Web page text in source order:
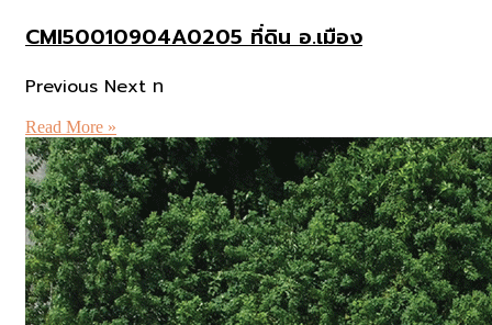
CMI50010904A0205 ที่ดิน อ.เมือง
Previous Next ท
Read More »